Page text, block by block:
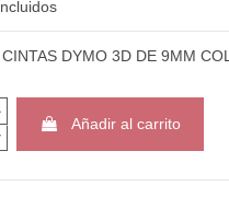
CINTAS DYMO 3D DE 9MM
Añadir al carrito